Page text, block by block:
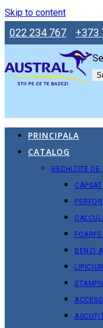
Skip to content
022 234 767 +373
PRINCIPALA
CATALOG
RECHIZITE DE
BENZI
LIPICIURI